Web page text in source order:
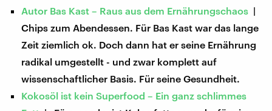
Autor Bas Kast – Raus aus dem Ernährungschaos |
Chips zum Abendessen. Für Bas Kast war das lange
Zeit ziemlich ok. Doch dann hat er seine Ernährung
radikal umgestellt - und zwar komplett auf
wissenschaftlicher Basis. Für seine Gesundheit.
Kokosöl ist kein Superfood – Ein ganz schlimmes